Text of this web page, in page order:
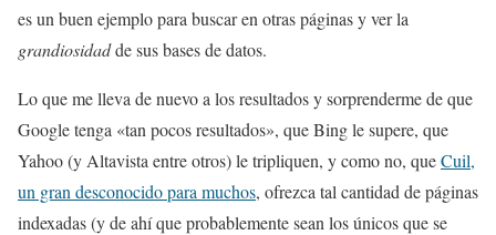
es un buen ejemplo para buscar en otras páginas y ver la
grandiosidadde sus bases de datos.
Lo que me lleva de nuevo a los resultados y sorprenderme de que
Google tenga «tan pocos resultados», que Bing le supere, que
Yahoo (y Altavista entre otros) le tripliquen, y como no, queCuil,
un gran desconocido para muchos, ofrezca tal cantidad de páginas
indexadas (y de ahí que probablemente sean los únicos que se